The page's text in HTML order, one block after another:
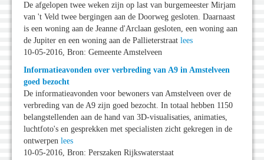
De afgelopen twee weken zijn op last van burgemeester Mirjam
van 't Veld twee bergingen aan de Doorweg gesloten. Daarnaast
is een woning aan de Jeanne d'Arclaan gesloten, een woning aan
de Jupiter en een woning aan de Pallieterstraat lees
10-05-2016, Bron: Gemeente Amstelveen
Informatieavonden over verbreding van A9 in Amstelveen
goed bezocht
De informatieavonden voor bewoners van Amstelveen over de
verbreding van de A9 zijn goed bezocht. In totaal hebben 1150
belangstellenden aan de hand van 3D-visualisaties, animaties,
luchtfoto's en gesprekken met specialisten zicht gekregen in de
ontwerpen lees
10-05-2016, Bron: Perszaken Rijkswaterstaat